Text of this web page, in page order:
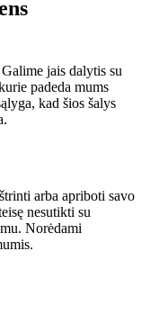
jais dalytis su
padeda mums
kad šios šalys
arba apriboti savo
nesutikti su
Norėdami